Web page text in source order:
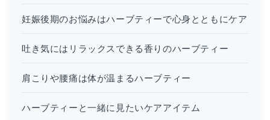
妊娠後期のお悩みはハーブティーで心身とともにケア
吐き気にはリラックスできる香りのハーブティー
肩こりや腰痛は体が温まるハーブティー
ハーブティーと一緒に見たいケアアイテム